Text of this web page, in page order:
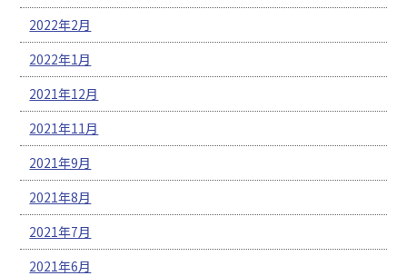
2022年2月
2022年1月
2021年12月
2021年11月
2021年9月
2021年8月
2021年7月
2021年6月